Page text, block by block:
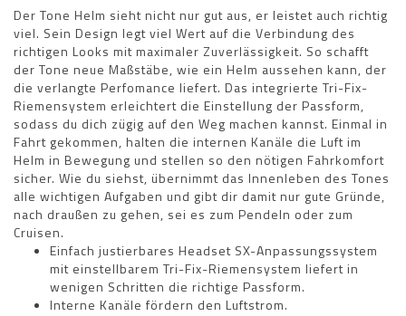
Der Tone Helm sieht nicht nur gut aus, er leistet auch richtig
viel. Sein Design legt viel Wert auf die Verbindung des
richtigen Looks mit maximaler Zuverlässigkeit. So schafft
der Tone neue Maßstäbe, wie ein Helm aussehen kann, der
die verlangte Perfomance liefert. Das integrierte Tri-Fix-
Riemensystem erleichtert die Einstellung der Passform,
sodass du dich zügig auf den Weg machen kannst. Einmal in
Fahrt gekommen, halten die internen Kanäle die Luft im
Helm in Bewegung und stellen so den nötigen Fahrkomfort
sicher. Wie du siehst, übernimmt das Innenleben des Tones
alle wichtigen Aufgaben und gibt dir damit nur gute Gründe,
nach draußen zu gehen, sei es zum Pendeln oder zum
Cruisen.
Einfach justierbares Headset SX-Anpassungssystem
mit einstellbarem Tri-Fix-Riemensystem liefert in
wenigen Schritten die richtige Passform.
Interne Kanäle fördern den Luftstrom.